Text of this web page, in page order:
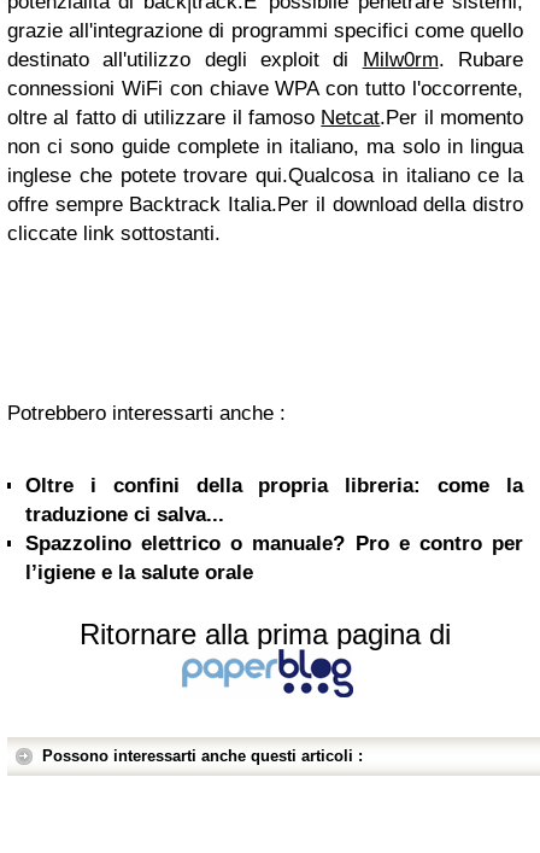
grazie all'integrazione di programmi specifici come quello
destinato all'utilizzo degli exploit di Milw0rm. Rubare
connessioni WiFi con chiave WPA con tutto l'occorrente,
oltre al fatto di utilizzare il famoso Netcat.Per il momento
non ci sono guide complete in italiano, ma solo in lingua
inglese che potete trovare qui.Qualcosa in italiano ce la
offre sempre Backtrack Italia.Per il download della distro
cliccate link sottostanti.
Potrebbero interessarti anche :
Oltre i confini della propria libreria: come la
traduzione ci salva...
Spazzolino elettrico o manuale? Pro e contro per
l’igiene e la salute orale
Ritornare alla prima pagina di
Possono interessarti anche questi articoli :